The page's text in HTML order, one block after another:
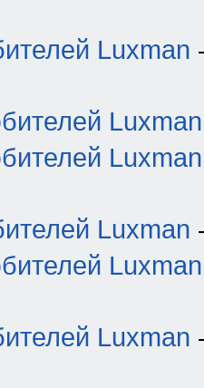
Luxman
Luxman
Luxman
Luxman
Luxman
Luxman